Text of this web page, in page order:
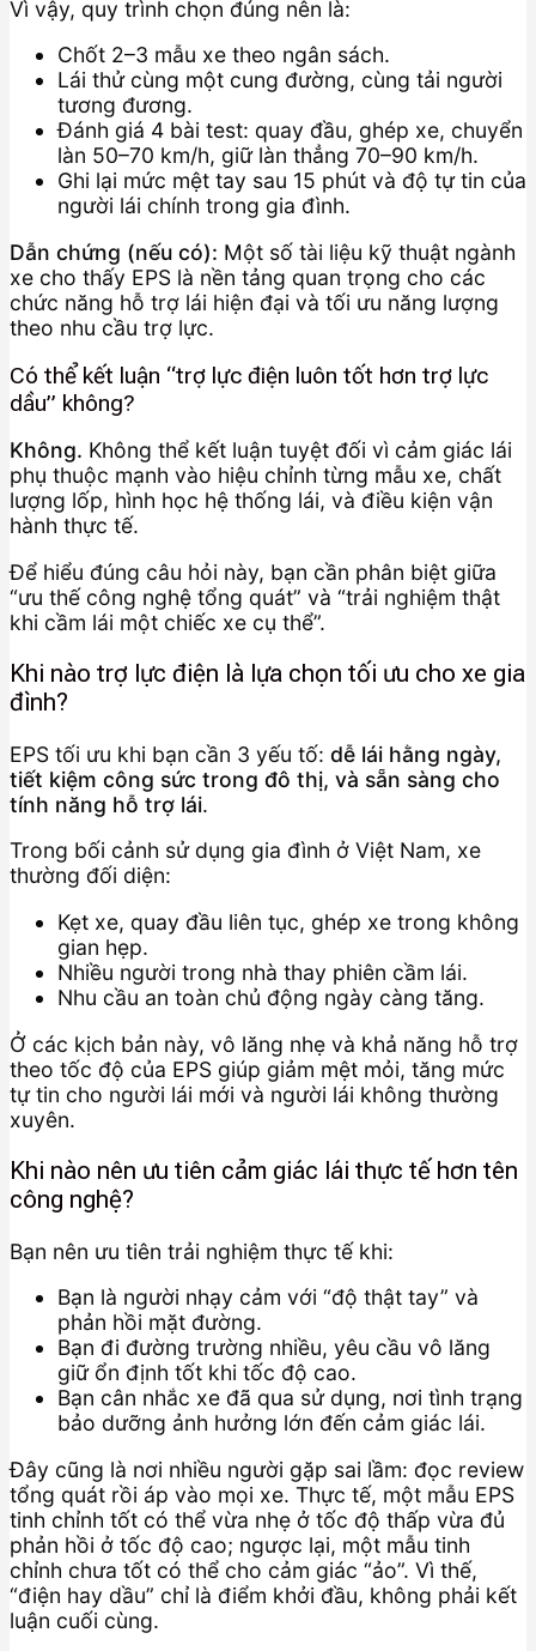
Vì vậy, quy trình chọn đúng nên là:
Chốt 2–3 mẫu xe theo ngân sách.
Lái thử cùng một cung đường, cùng tải người
tương đương.
Đánh giá 4 bài test: quay đầu, ghép xe, chuyển
làn 50–70 km/h, giữ làn thẳng 70–90 km/h.
Ghi lại mức mệt tay sau 15 phút và độ tự tin của
người lái chính trong gia đình.
Dẫn chứng (nếu có): Một số tài liệu kỹ thuật ngành
xe cho thấy EPS là nền tảng quan trọng cho các
chức năng hỗ trợ lái hiện đại và tối ưu năng lượng
theo nhu cầu trợ lực.
Có thể kết luận “trợ lực điện luôn tốt hơn trợ lực
dầu” không?
Không. Không thể kết luận tuyệt đối vì cảm giác lái
phụ thuộc mạnh vào hiệu chỉnh từng mẫu xe, chất
lượng lốp, hình học hệ thống lái, và điều kiện vận
hành thực tế.
Để hiểu đúng câu hỏi này, bạn cần phân biệt giữa
“ưu thế công nghệ tổng quát” và “trải nghiệm thật
khi cầm lái một chiếc xe cụ thể”.
Khi nào trợ lực điện là lựa chọn tối ưu cho xe gia
đình?
EPS tối ưu khi bạn cần 3 yếu tố: dễ lái hằng ngày,
tiết kiệm công sức trong đô thị, và sẵn sàng cho
tính năng hỗ trợ lái.
Trong bối cảnh sử dụng gia đình ở Việt Nam, xe
thường đối diện:
Kẹt xe, quay đầu liên tục, ghép xe trong không
gian hẹp.
Nhiều người trong nhà thay phiên cầm lái.
Nhu cầu an toàn chủ động ngày càng tăng.
Ở các kịch bản này, vô lăng nhẹ và khả năng hỗ trợ
theo tốc độ của EPS giúp giảm mệt mỏi, tăng mức
tự tin cho người lái mới và người lái không thường
xuyên.
Khi nào nên ưu tiên cảm giác lái thực tế hơn tên
công nghệ?
Bạn nên ưu tiên trải nghiệm thực tế khi:
Bạn là người nhạy cảm với “độ thật tay” và
phản hồi mặt đường.
Bạn đi đường trường nhiều, yêu cầu vô lăng
giữ ổn định tốt khi tốc độ cao.
Bạn cân nhắc xe đã qua sử dụng, nơi tình trạng
bảo dưỡng ảnh hưởng lớn đến cảm giác lái.
Đây cũng là nơi nhiều người gặp sai lầm: đọc review
tổng quát rồi áp vào mọi xe. Thực tế, một mẫu EPS
tinh chỉnh tốt có thể vừa nhẹ ở tốc độ thấp vừa đủ
phản hồi ở tốc độ cao; ngược lại, một mẫu tinh
chỉnh chưa tốt có thể cho cảm giác “ảo”. Vì thế,
“điện hay dầu” chỉ là điểm khởi đầu, không phải kết
luận cuối cùng.